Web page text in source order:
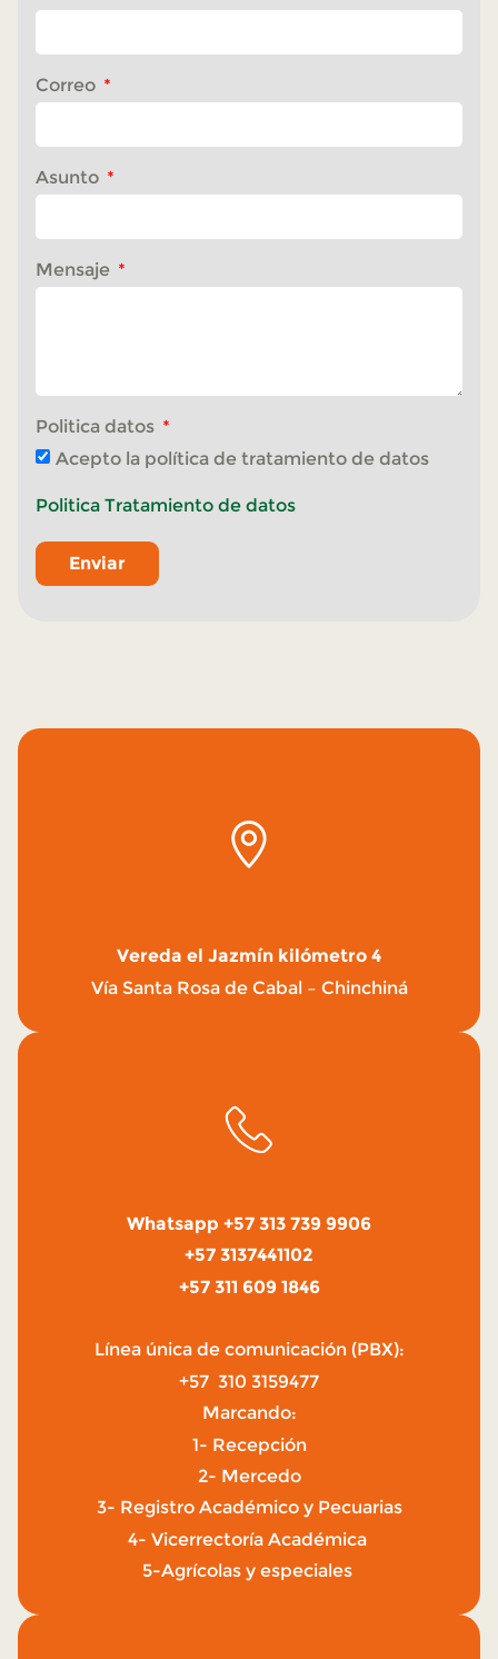
Correo
Asunto
Mensaje
Politica datos
Acepto la política de tratamiento de datos
Politica Tratamiento de datos
Enviar
Vereda el Jazmín kilómetro 4
Vía Santa Rosa de Cabal – Chinchiná
Whatsapp +57 313 739 9906
+57 3137441102
+57 311 609 1846
Línea única de comunicación (PBX):
+57 310 3159477
Marcando:
1- Recepción
2- Mercedo
3- Registro Académico y Pecuarias
4- Vicerrectoría Académica
5-Agrícolas y especiales